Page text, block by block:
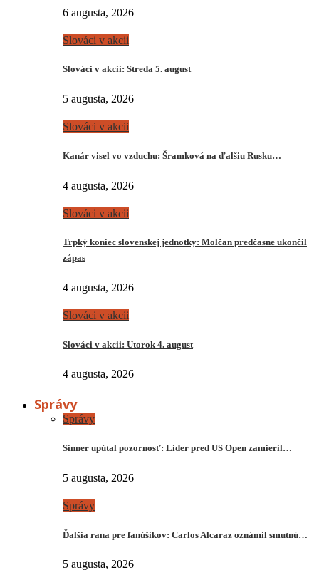
6 augusta, 2026
Slováci v akcii
Slováci v akcii: Streda 5. august
5 augusta, 2026
Slováci v akcii
Kanár visel vo vzduchu: Šramková na ďalšiu Rusku…
4 augusta, 2026
Slováci v akcii
Trpký koniec slovenskej jednotky: Molčan predčasne ukončil
zápas
4 augusta, 2026
Slováci v akcii
Slováci v akcii: Utorok 4. august
4 augusta, 2026
Správy
Správy
Sinner upútal pozornosť: Líder pred US Open zamieril…
5 augusta, 2026
Správy
Ďalšia rana pre fanúšikov: Carlos Alcaraz oznámil smutnú…
5 augusta, 2026